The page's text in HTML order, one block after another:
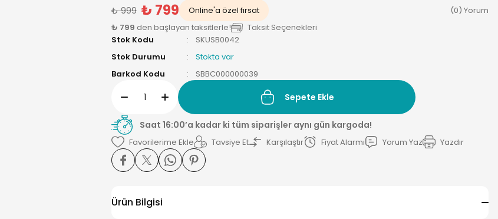
₺ 999 ₺ 799 Online'a özel fırsat
(0) Yorum
₺ 799 den başlayan taksitlerle!
Taksit Seçenekleri
Stok Kodu
SKUSB0042
Stok Durumu
Stokta var
Barkod Kodu
SBBC000000039
Sepete Ekle
Saat 16:00’a kadar ki tüm siparişler aynı gün kargoda!
Tavsiye Et Karşılaştır Fiyat Alarmı Yorum Yaz Yazdır
Ürün Bilgisi